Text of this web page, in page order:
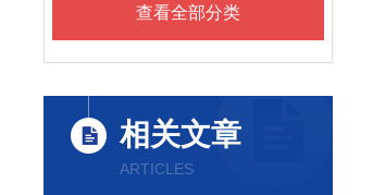
查看全部分类
相关文章
ARTICLES